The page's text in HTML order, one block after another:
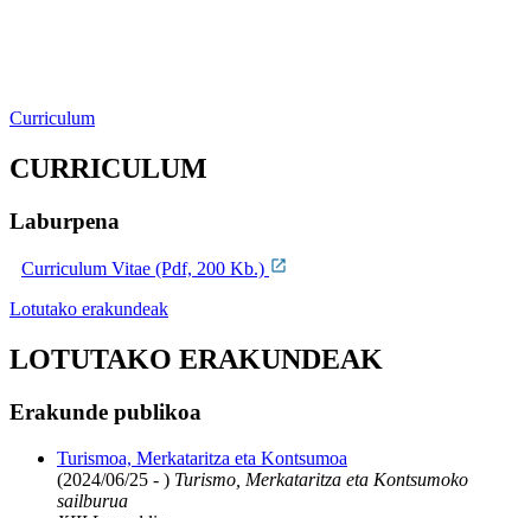
Curriculum
CURRICULUM
Laburpena
Curriculum Vitae (Pdf, 200 Kb.)
Lotutako erakundeak
LOTUTAKO ERAKUNDEAK
Erakunde publikoa
Turismoa, Merkataritza eta Kontsumoa
(2024/06/25 - ) Turismo, Merkataritza eta Kontsumoko
sailburua